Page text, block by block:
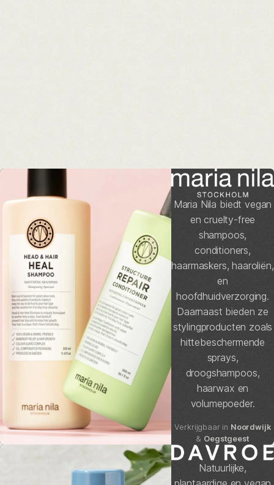
Maria Nila biedt vegan
en cruelty-free
shampoos,
conditioners,
haarmaskers, haaroliën,
en
hoofdhuidverzorging.
Daarnaast bieden ze
stylingproducten zoals
hittebeschermende
sprays,
droogshampoos,
haarwax en
volumepoeder.
Verkrijgbaar in Noordwijk
& Oegstgeest
Natuurlijke,